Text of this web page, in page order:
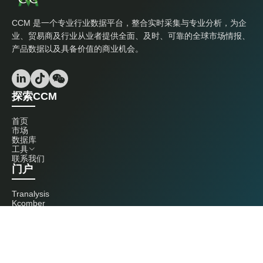
CCM 是一个专业行业数据平台，整合实时采集与专业分析，为企
业、贸易商及行业从业者提供全面、及时、可靠的全球市场情报、
产品数据以及具备价值的商业机会。
探索CCM
首页
市场
数据库
工具
联系我们
门户
Tranalysis
Kcomber